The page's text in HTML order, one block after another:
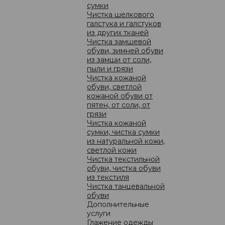
сумки
Чистка шелкового
галстука и галстуков
из других тканей
Чистка замшевой
обуви, зимней обуви
из замши от соли,
пыли и грязи
Чистка кожаной
обуви, светлой
кожаной обуви от
пятен, от соли, от
грязи
Чистка кожаной
сумки, чистка сумки
из натуральной кожи,
светлой кожи
Чистка текстильной
обуви, чистка обуви
из текстиля
Чистка танцевальной
обуви
Дополнительные
услуги
Глажение одежды
РЕШЕНИЕ МНОГИХ ПРОБЛЕМ
пошел дождь? Не беда, ведь благодаря защитной
предотвратить промокание любимой пары обуви от
от соли и грязевых пятнах на сапогах и ботинках в
подразумевает нанесение защитного спрея на
средство абсолютно неощутимо, не меняет структуру
на чистую? Всё очень просто. Если поверхность обуви
не проникает в текстуру изделия, а лишь ложиться
обработка подходит абсолютно для всех изделий, но
ЦЕНЫ
о компании